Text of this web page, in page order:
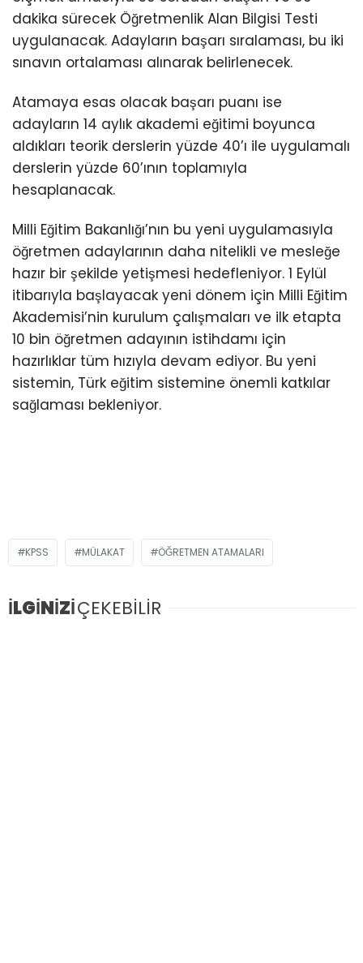
dakika sürecek Öğretmenlik Alan Bilgisi Testi
uygulanacak. Adayların başarı sıralaması, bu iki
sınavın ortalaması alınarak belirlenecek.
Atamaya esas olacak başarı puanı ise
adayların 14 aylık akademi eğitimi boyunca
aldıkları teorik derslerin yüzde 40’ı ile uygulamalı
derslerin yüzde 60’ının toplamıyla
hesaplanacak.
Milli Eğitim Bakanlığı’nın bu yeni uygulamasıyla
öğretmen adaylarının daha nitelikli ve mesleğe
hazır bir şekilde yetişmesi hedefleniyor. 1 Eylül
itibarıyla başlayacak yeni dönem için Milli Eğitim
Akademisi’nin kurulum çalışmaları ve ilk etapta
10 bin öğretmen adayının istihdamı için
hazırlıklar tüm hızıyla devam ediyor. Bu yeni
sistemin, Türk eğitim sistemine önemli katkılar
sağlaması bekleniyor.
KPSS MÜLAKAT ÖĞRETMEN ATAMALARI
İLGİNİZİÇEKEBİLİR